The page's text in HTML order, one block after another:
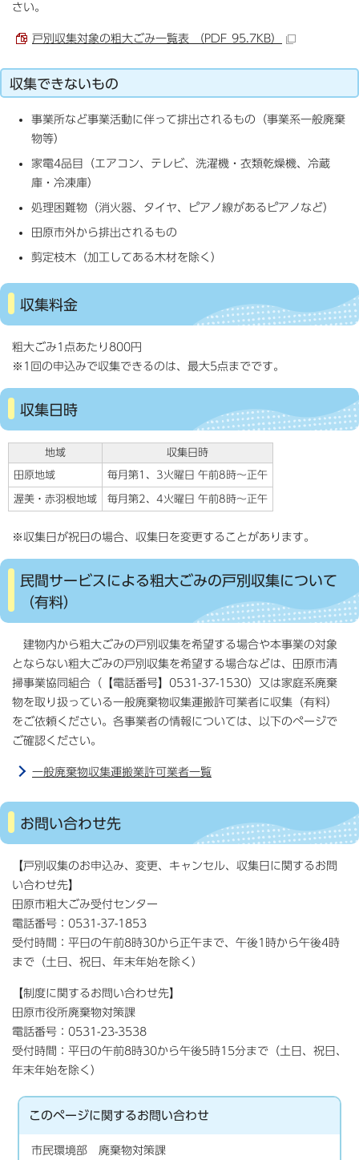
さい。
戸別収集対象の粗大ごみ一覧表 （PDF 95.7KB）
収集できないもの
事業所など事業活動に伴って排出されるもの（事業系一般廃棄
物等）
家電4品目（エアコン、テレビ、洗濯機・衣類乾燥機、冷蔵
庫・冷凍庫）
処理困難物（消火器、タイヤ、ピアノ線があるピアノなど）
田原市外から排出されるもの
剪定枝木（加工してある木材を除く）
収集料金
粗大ごみ1点あたり800円
※1回の申込みで収集できるのは、最大5点までです。
収集日時
地域 収集日時
田原地域 毎月第1、3火曜日 午前8時〜正午
渥美・赤羽根地域 毎月第2、4火曜日 午前8時〜正午
※収集日が祝日の場合、収集日を変更することがあります。
民間サービスによる粗大ごみの戸別収集について
（有料）
建物内から粗大ごみの戸別収集を希望する場合や本事業の対象
とならない粗大ごみの戸別収集を希望する場合などは、田原市清
掃事業協同組合（【電話番号】0531-37-1530）又は家庭系廃棄
物を取り扱っている一般廃棄物収集運搬許可業者に収集（有料）
をご依頼ください。各事業者の情報については、以下のページで
ご確認ください。
一般廃棄物収集運搬業許可業者一覧
お問い合わせ先
【戸別収集のお申込み、変更、キャンセル、収集日に関するお問
い合わせ先】
田原市粗大ごみ受付センター
電話番号：0531-37-1853
受付時間：平日の午前8時30から正午まで、午後1時から午後4時
まで（土日、祝日、年末年始を除く）
【制度に関するお問い合わせ先】
田原市役所廃棄物対策課
電話番号：0531-23-3538
受付時間：平日の午前8時30から午後5時15分まで（土日、祝日、
年末年始を除く）
このページに関するお問い合わせ
市民環境部 廃棄物対策課